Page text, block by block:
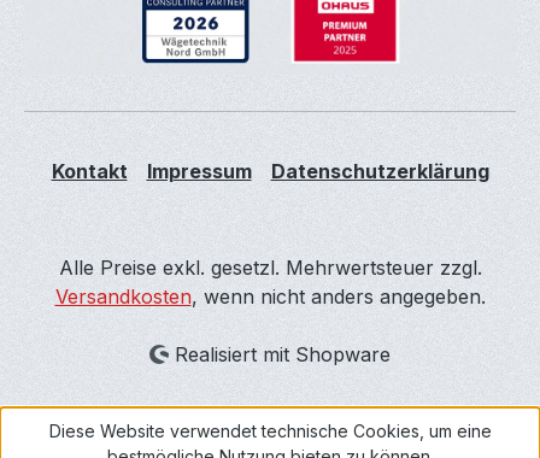
Kontakt Impressum Datenschutzerklärung
Alle Preise exkl. gesetzl. Mehrwertsteuer zzgl.
Versandkosten, wenn nicht anders angegeben.
Realisiert mit Shopware
Diese Website verwendet technische Cookies, um eine